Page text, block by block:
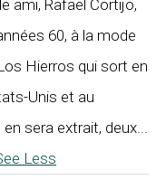
ami, Rafael Cortijo,
60, à la mode
Hierros qui sort en
Unis et au
sera extrait, deux...
Less